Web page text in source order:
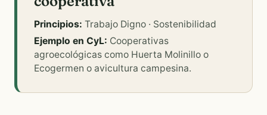
Principios: Trabajo Digno · Sostenibilidad
Ejemplo en CyL: Cooperativas
agroecológicas como Huerta Molinillo o
Ecogermen o avicultura campesina.